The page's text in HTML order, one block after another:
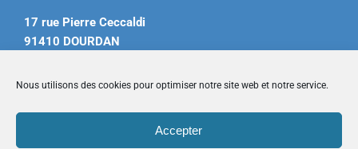
Nous utilisons des cookies pour optimiser notre site web et notre service.
Accepter
17 rue Pierre Ceccaldi
91410 DOURDAN
contact@ccdourdannais.com